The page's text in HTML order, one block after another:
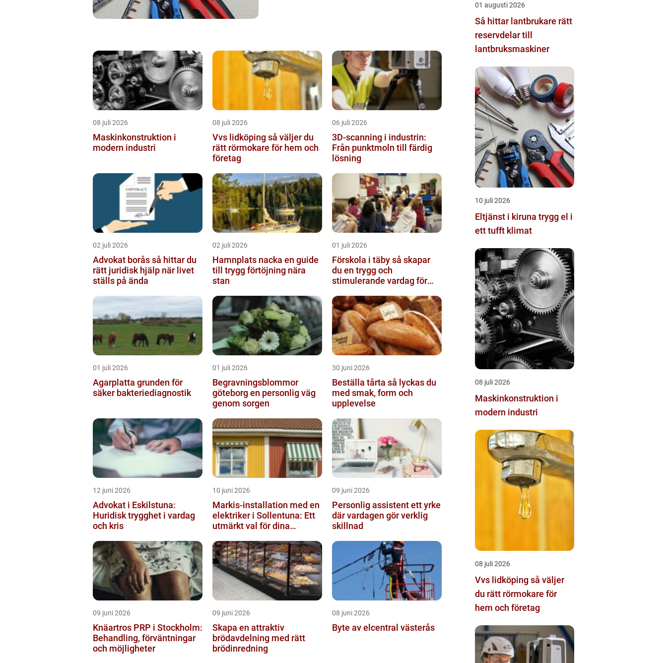
08 juli 2026
Maskinkonstruktion i
modern industri
08 juli 2026
Vvs lidköping så väljer du
rätt rörmokare för hem och
företag
06 juli 2026
3D-scanning i industrin:
Från punktmoln till färdig
lösning
02 juli 2026
Advokat borås så hittar du
rätt juridisk hjälp när livet
ställs på ända
02 juli 2026
Hamnplats nacka en guide
till trygg förtöjning nära
stan
01 juli 2026
Förskola i täby så skapar
du en trygg och
stimulerande vardag för
01 juli 2026
Agarplatta grunden för
säker bakteriediagnostik
01 juli 2026
Begravningsblommor
göteborg en personlig väg
genom sorgen
30 juni 2026
Beställa tårta så lyckas du
med smak, form och
upplevelse
12 juni 2026
Advokat i Eskilstuna:
Huridisk trygghet i vardag
och kris
10 juni 2026
Markis-installation med en
elektriker i Sollentuna: Ett
utmärkt val för dina
09 juni 2026
Personlig assistent ett yrke
där vardagen gör verklig
skillnad
09 juni 2026
Knäartros PRP i Stockholm:
Behandling, förväntningar
och möjligheter
09 juni 2026
Skapa en attraktiv
brödavdelning med rätt
brödinredning
08 juni 2026
Byte av elcentral västerås
01 augusti 2026
Så hittar lantbrukare rätt
reservdelar till
lantbruksmaskiner
10 juli 2026
Eltjänst i kiruna trygg el i
ett tufft klimat
08 juli 2026
Maskinkonstruktion i
modern industri
08 juli 2026
Vvs lidköping så väljer
du rätt rörmokare för
hem och företag